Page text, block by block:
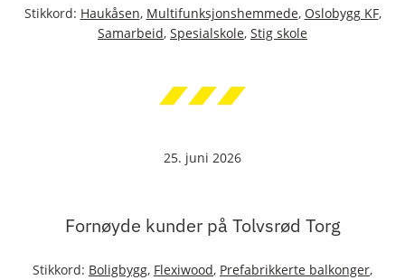
Stikkord: Haukåsen, Multifunksjonshemmede, Oslobygg KF,
Samarbeid, Spesialskole, Stig skole
25. juni 2026
Fornøyde kunder på Tolvsrød Torg
Stikkord: Boligbygg, Flexiwood, Prefabrikkerte balkonger,